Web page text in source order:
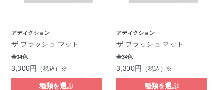
アディクション
ザ ブラッシュ マット
全34色
3,300円 （税込）※
種類を選ぶ
アディクション
ザ ブラッシュ マット
全34色
3,300円 （税込）※
種類を選ぶ